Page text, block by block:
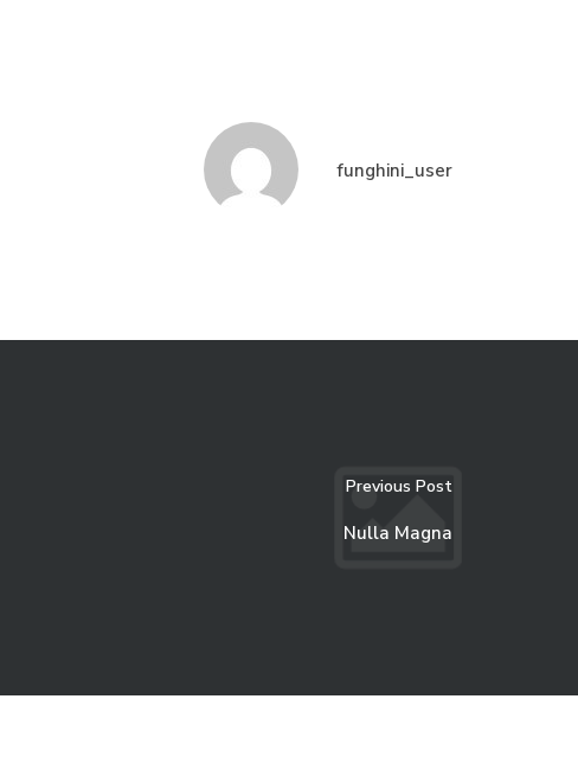
funghini_user
Previous Post
Nulla Magna